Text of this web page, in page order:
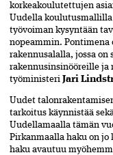
korkeakoulutettujen
Uudella koulutusmallilla
työvoiman kysyntään
nopeammin.
rakennusalalla, jossa on
rakennusinsinööreille ja
työministeri Jari
Uudet
tarkoitus käynnistää
Uudellamaalla tämän
Pirkanmaalla haku on jo
haku avautuu